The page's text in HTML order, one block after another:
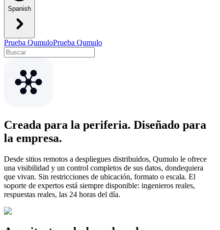
Spanish
Prueba QumuloPrueba Qumulo
Creada para la periferia. Diseñado para
la empresa.
Desde sitios remotos a despliegues distribuidos, Qumulo le ofrece
una visibilidad y un control completos de sus datos, dondequiera
que vivan. Sin restricciones de ubicación, formato o escala. El
soporte de expertos está siempre disponible: ingenieros reales,
respuestas reales, las 24 horas del día.